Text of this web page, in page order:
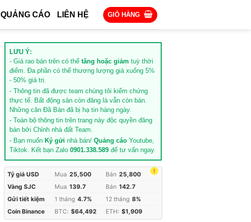
QUẢNG CÁO LIÊN HỆ GIỎ HÀNG
LƯU Ý:
- Giá rao bán trên có thể tăng hoặc giảm tuỳ thời
điểm. Đa phần có thể thương lượng giá xuống 5%
- 50% giá trị.
- Thông tin đã được team chúng tôi kiểm chứng
thực tế. Bất động sản còn đăng là vẫn còn bán.
Những căn Đã Bán đã bị hạ tin hàng ngày.
- Toàn bộ thông tin trên trang này độc quyền đăng
bán bởi Chỉnh nhà đất Team.
- Bạn muốn Ký gửi nhà bán/ Quảng cáo Youtube,
Tiktok. Kết bạn Zalo 0901.338.589 để tư vấn ngay.
!
Tỷ giá USD Mua 25,500 Bán 25,800
Vàng SJC
Mua 139.7 Bán 142.7
Gửi tiết kiệm
1 tháng 4.7% 12 tháng 8%
Coin Binance
BTC: $64,492 ETH: $1,909